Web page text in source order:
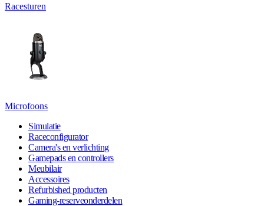
Racesturen
Microfoons
Simulatie
Raceconfigurator
Camera's en verlichting
Gamepads en controllers
Meubilair
Accessoires
Refurbished producten
Gaming-reserveonderdelen